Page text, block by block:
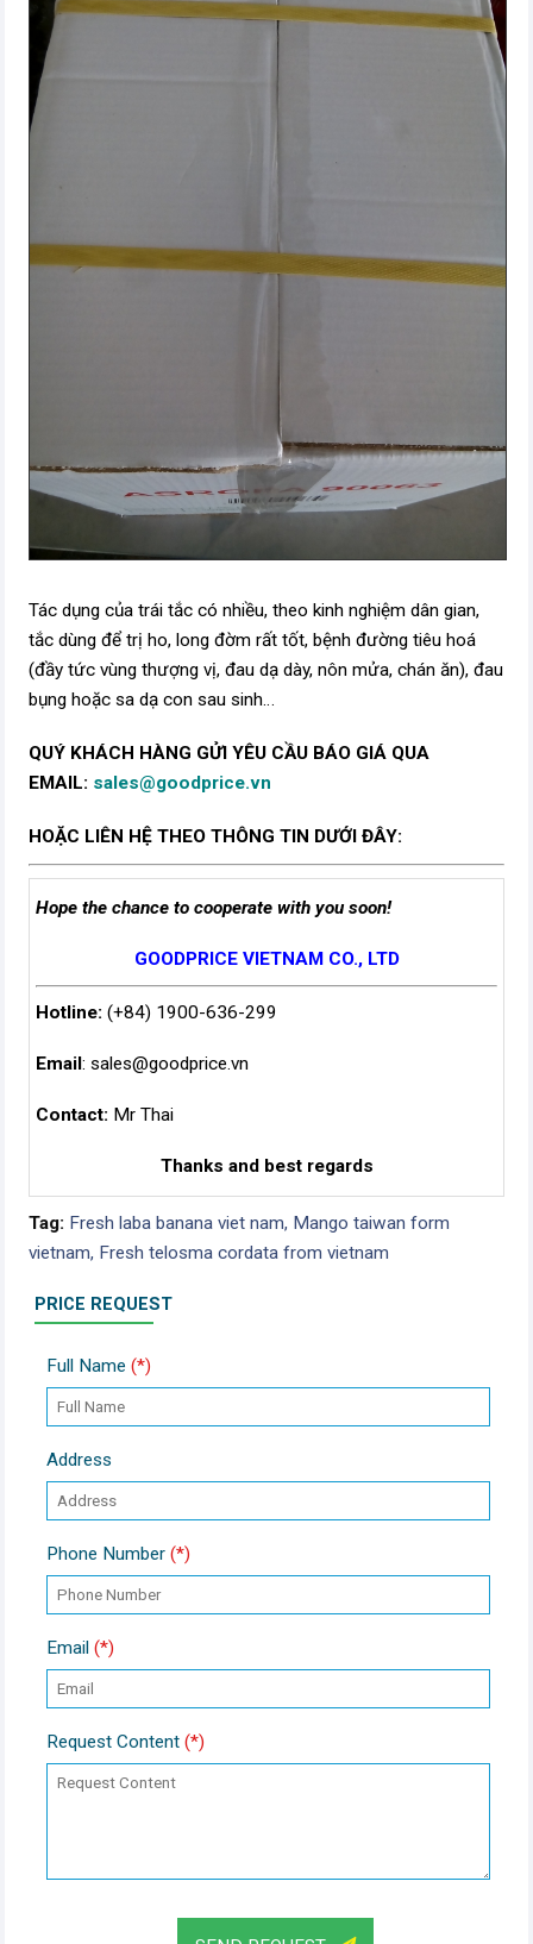
Tác dụng của trái tắc có nhiều, theo kinh nghiệm dân gian,
tắc dùng để trị ho, long đờm rất tốt, bệnh đường tiêu hoá
(đầy tức vùng thượng vị, đau dạ dày, nôn mửa, chán ăn), đau
bụng hoặc sa dạ con sau sinh…
QUÝ KHÁCH HÀNG GỬI YÊU CẦU BÁO GIÁ QUA
EMAIL: sales@goodprice.vn
HOẶC LIÊN HỆ THEO THÔNG TIN DƯỚI ĐÂY:
Hope the chance to cooperate with you soon!
GOODPRICE VIETNAM CO., LTD
Hotline: (+84) 1900-636-299
Email: sales@goodprice.vn
Contact: Mr Thai
Thanks and best regards
Tag: Fresh laba banana viet nam, Mango taiwan form
vietnam, Fresh telosma cordata from vietnam
PRICE REQUEST
Full Name (*)
Address
Phone Number (*)
Email (*)
Request Content (*)